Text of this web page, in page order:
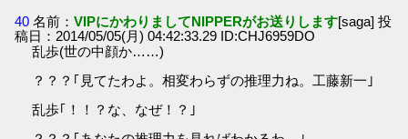
40 名前：VIPにかわりましてNIPPERがお送りします[saga] 投
稿日：2014/05/05(月) 04:42:33.29 ID:CHJ6959DO
乱歩(世の中顔か……)
？？？｢見てたわよ。相変わらずの推理力ね。工藤新一｣
乱歩｢！！？な、なぜ！？｣